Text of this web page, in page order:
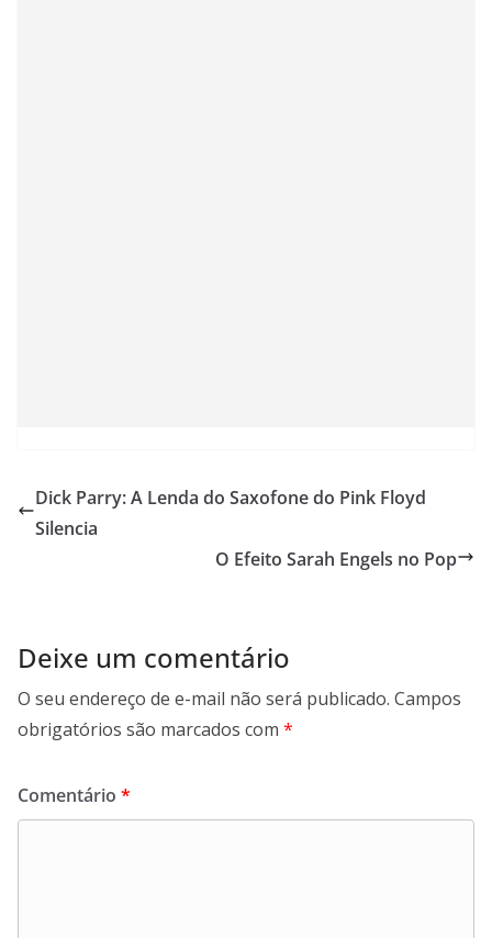
Dick Parry: A Lenda do Saxofone do Pink Floyd
Silencia
O Efeito Sarah Engels no Pop
Deixe um comentário
O seu endereço de e-mail não será publicado. Campos
obrigatórios são marcados com *
Comentário *